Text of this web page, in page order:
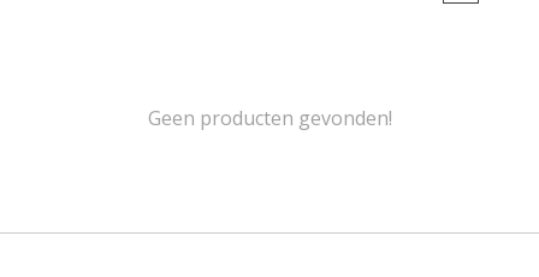
Geen producten gevonden!